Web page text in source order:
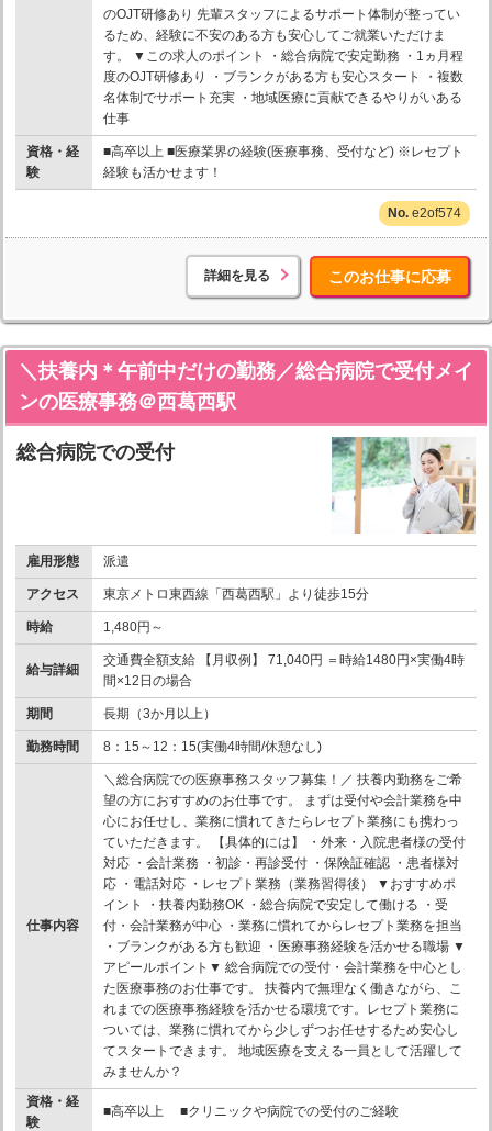
のOJT研修あり 先輩スタッフによるサポート体制が整ってい
るため、経験に不安のある方も安心してご就業いただけま
す。 ▼この求人のポイント ・総合病院で安定勤務 ・1ヵ月程
度のOJT研修あり ・ブランクがある方も安心スタート ・複数
名体制でサポート充実 ・地域医療に貢献できるやりがいある
仕事
資格・経
験
■高卒以上 ■医療業界の経験(医療事務、受付など) ※レセプト
経験も活かせます！
e2of574
詳細を見る このお仕事に応募
＼扶養内＊午前中だけの勤務／総合病院で受付メイ
ンの医療事務＠西葛西駅
総合病院での受付
雇用形態 派遣
アクセス 東京メトロ東西線「西葛西駅」より徒歩15分
時給 1,480円～
給与詳細
交通費全額支給 【月収例】 71,040円 ＝時給1480円×実働4時
間×12日の場合
期間 長期（3か月以上）
勤務時間 8：15～12：15(実働4時間/休憩なし)
仕事内容
＼総合病院での医療事務スタッフ募集！／ 扶養内勤務をご希
望の方におすすめのお仕事です。 まずは受付や会計業務を中
心にお任せし、業務に慣れてきたらレセプト業務にも携わっ
ていただきます。 【具体的には】 ・外来・入院患者様の受付
対応 ・会計業務 ・初診・再診受付 ・保険証確認 ・患者様対
応 ・電話対応 ・レセプト業務（業務習得後） ▼おすすめポ
イント ・扶養内勤務OK ・総合病院で安定して働ける ・受
付・会計業務が中心 ・業務に慣れてからレセプト業務を担当
・ブランクがある方も歓迎 ・医療事務経験を活かせる職場 ▼
アピールポイント▼ 総合病院での受付・会計業務を中心とし
た医療事務のお仕事です。 扶養内で無理なく働きながら、こ
れまでの医療事務経験を活かせる環境です。レセプト業務に
ついては、業務に慣れてから少しずつお任せするため安心し
てスタートできます。 地域医療を支える一員として活躍して
みませんか？
資格・経
験
■高卒以上 ■クリニックや病院での受付のご経験